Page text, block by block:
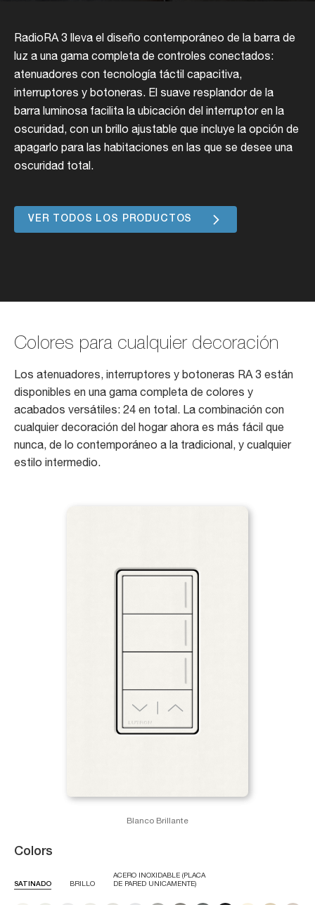
RadioRA 3 lleva el diseño contemporáneo de la barra de
luz a una gama completa de controles conectados:
atenuadores con tecnología táctil capacitiva,
interruptores y botoneras. El suave resplandor de la
barra luminosa facilita la ubicación del interruptor en la
oscuridad, con un brillo ajustable que incluye la opción de
apagarlo para las habitaciones en las que se desee una
oscuridad total.
VER TODOS LOS PRODUCTOS
Colores para cualquier decoración
Los atenuadores, interruptores y botoneras RA 3 están
disponibles en una gama completa de colores y
acabados versátiles: 24 en total. La combinación con
cualquier decoración del hogar ahora es más fácil que
nunca, de lo contemporáneo a la tradicional, y cualquier
estilo intermedio.
Blanco Brillante
Colors
SATINADO BRILLO
ACERO INOXIDABLE (PLACA
DE PARED UNICAMENTE)